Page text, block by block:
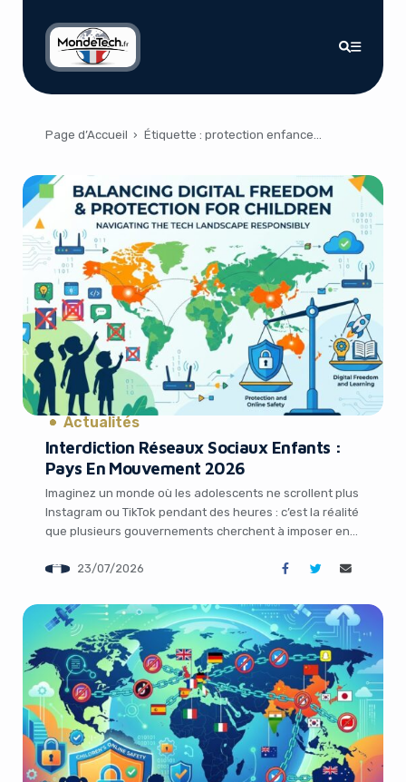
Page d’Accueil › Étiquette : protection enfance en ligne
Actualités
Interdiction Réseaux Sociaux Enfants :
Pays En Mouvement 2026
Imaginez un monde où les adolescents ne scrollent plus
Instagram ou TikTok pendant des heures : c’est la réalité
que plusieurs gouvernements cherchent à imposer en
notre économie de l’attention, une vague inédite de
entrepreneurs, marketeurs et professionnels du digital,
cette […]
23/07/2026